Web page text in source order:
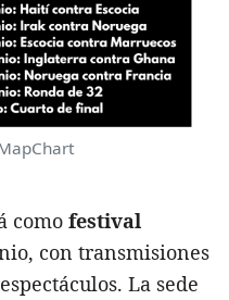
como festival
con transmisiones
La sede